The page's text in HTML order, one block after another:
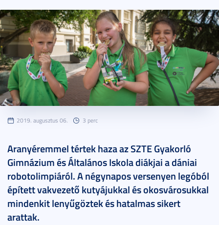
2019. augusztus 06. 3 perc
Aranyéremmel tértek haza az SZTE Gyakorló
Gimnázium és Általános Iskola diákjai a dániai
robotolimpiáról. A négynapos versenyen legóból
épített vakvezető kutyájukkal és okosvárosukkal
mindenkit lenyűgöztek és hatalmas sikert
arattak.